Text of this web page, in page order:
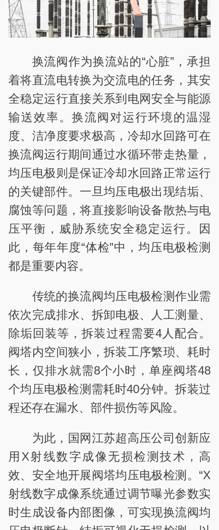
换流阀作为换流站的“心脏”，承担
着将直流电转换为交流电的任务，其安
全稳定运行直接关系到电网安全与能源
输送效率。换流阀对运行环境的温湿
度、洁净度要求极高，冷却水回路可在
换流阀运行期间通过水循环带走热量，
均压电极则是保证冷却水回路正常运行
的关键部件。一旦均压电极出现结垢、
腐蚀等问题，将直接影响设备散热与电
压平衡，威胁系统安全稳定运行。因
此，每年年度“体检”中，均压电极检测
都是重要内容。
传统的换流阀均压电极检测作业需
依次完成排水、拆卸电极、人工测量、
除垢回装等，拆装过程需要4人配合。
阀塔内空间狭小，拆装工序繁琐、耗时
长，仅排水就需8个小时，单座阀塔48
个均压电极检测需耗时40分钟。拆装过
程还存在漏水、部件损伤等风险。
为此，国网江苏超高压公司创新应
用X射线数字成像无损检测技术，高
效、安全地开展阀塔均压电极检测。“X
射线数字成像系统通过调节曝光参数实
时生成设备内部图像，可实现换流阀均